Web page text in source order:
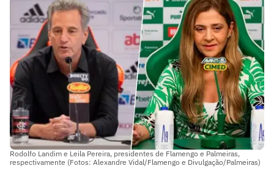
Rodolfo Landim e Leila Pereira, presidentes de Flamengo e Palmeiras,
respectivamente (Fotos: Alexandre Vidal/Flamengo e Divulgação/Palmeiras)